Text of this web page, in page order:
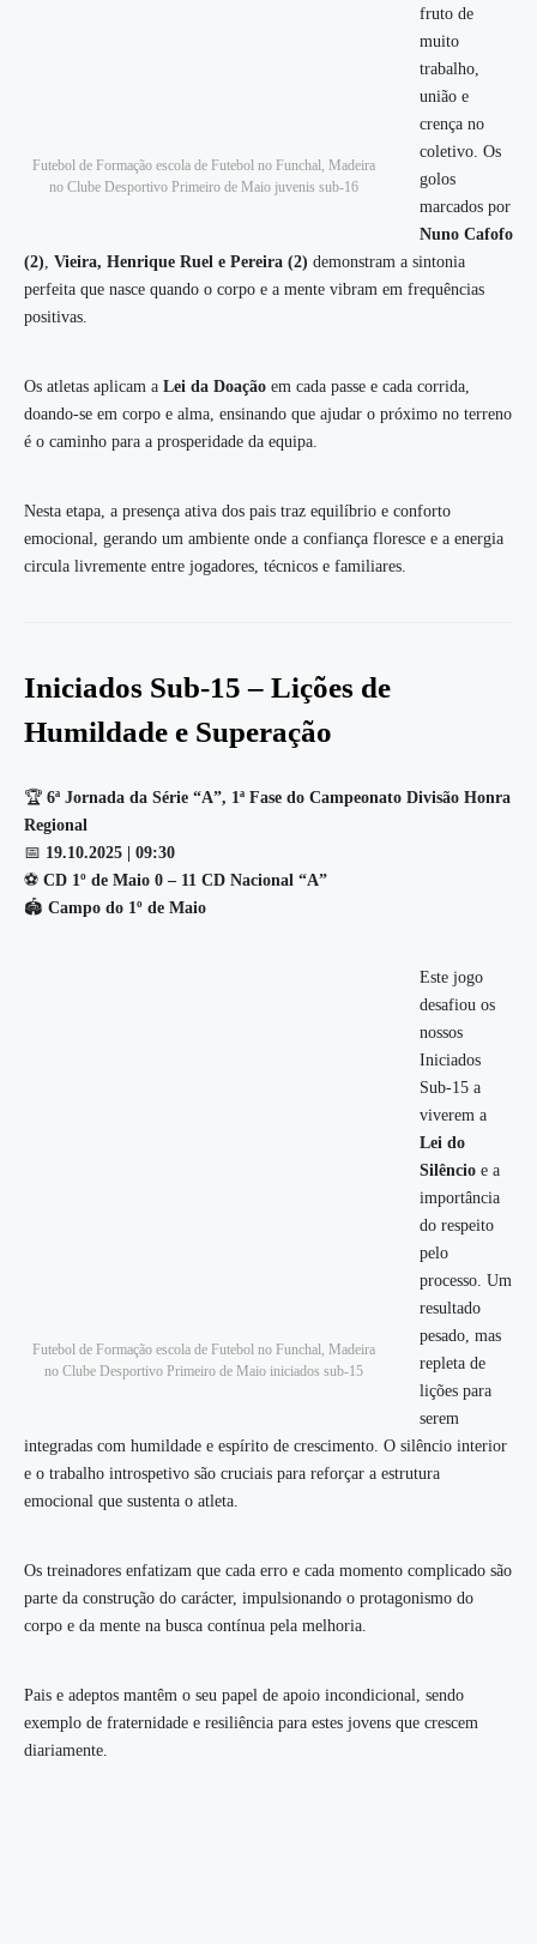
Futebol de Formação escola de Futebol no Funchal, Madeira
no Clube Desportivo Primeiro de Maio juvenis sub-16
fruto de
muito
trabalho,
união e
crença no
coletivo. Os
golos
marcados por
Nuno Cafofo
(2) Vieira, Henrique Ruel e Pereira (2) demonstram a sintonia
perfeita que nasce quando o corpo e a mente vibram em frequências
positivas.
Os atletas aplicam a Lei da Doação em cada passe e cada corrida,
doando-se em corpo e alma, ensinando que ajudar o próximo no terreno
é o caminho para a prosperidade da equipa.
Nesta etapa, a presença ativa dos pais traz equilíbrio e conforto
emocional, gerando um ambiente onde a confiança floresce e a energia
circula livremente entre jogadores, técnicos e familiares.
Iniciados Sub-15 – Lições de
Humildade e Superação
🏆 6ª Jornada da Série “A”, 1ª Fase do Campeonato Divisão Honra
Regional
📅 19.10.2025 | 09:30
⚽ CD 1º de Maio 0 – 11 CD Nacional “A”
🏟️ Campo do 1º de Maio
Futebol de Formação escola de Futebol no Funchal, Madeira
no Clube Desportivo Primeiro de Maio iniciados sub-15
Este jogo
desafiou os
nossos
Iniciados
Sub-15 a
viverem a
Lei do
Silêncio e a
importância
do respeito
pelo
processo. Um
resultado
pesado, mas
repleta de
lições para
serem
integradas com humildade e espírito de crescimento. O silêncio interior
e o trabalho introspetivo são cruciais para reforçar a estrutura
emocional que sustenta o atleta.
Os treinadores enfatizam que cada erro e cada momento complicado são
parte da construção do carácter, impulsionando o protagonismo do
corpo e da mente na busca contínua pela melhoria.
Pais e adeptos mantêm o seu papel de apoio incondicional, sendo
exemplo de fraternidade e resiliência para estes jovens que crescem
diariamente.